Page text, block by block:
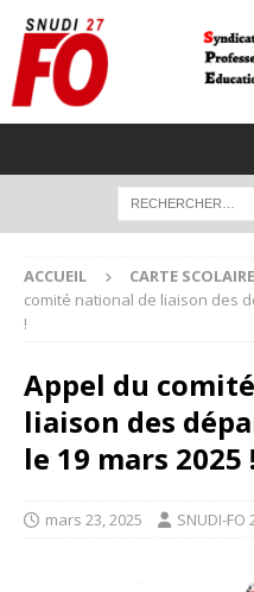
ACCUEIL CARTE
comité national de liaison des
!
Appel du
liaison des
le 19 mars 2025 !
mars 23, 2025 SNUDI-FO